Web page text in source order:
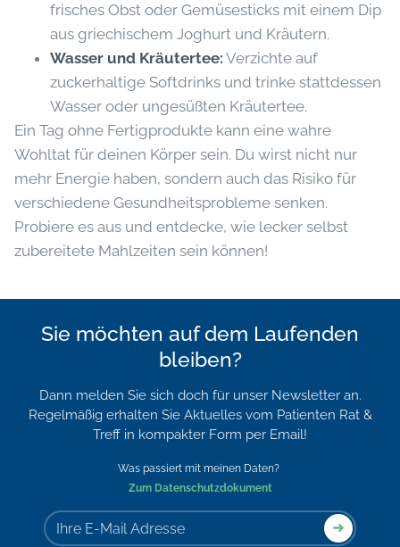
frisches Obst oder Gemüsesticks mit einem Dip
aus griechischem Joghurt und Kräutern.
Wasser und Kräutertee: Verzichte auf
zuckerhaltige Softdrinks und trinke stattdessen
Wasser oder ungesüßten Kräutertee.
Ein Tag ohne Fertigprodukte kann eine wahre
Wohltat für deinen Körper sein. Du wirst nicht nur
mehr Energie haben, sondern auch das Risiko für
verschiedene Gesundheitsprobleme senken.
Probiere es aus und entdecke, wie lecker selbst
zubereitete Mahlzeiten sein können!
Sie möchten auf dem Laufenden
bleiben?
Dann melden Sie sich doch für unser Newsletter an.
Regelmäßig erhalten Sie Aktuelles vom Patienten Rat &
Treff in kompakter Form per Email!
Was passiert mit meinen Daten?
Zum Datenschutzdokument